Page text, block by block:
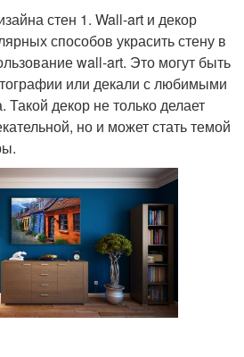
стен 1. Wall-art и декор
способов украсить стену в
wall-art. Это могут быть
или декали с любимыми
декор не только делает
но и может стать темой